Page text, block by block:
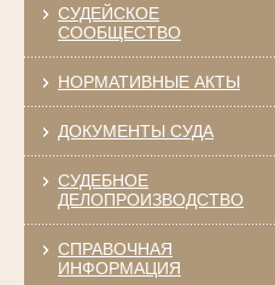
СУДЕЙСКОЕ
СООБЩЕСТВО
НОРМАТИВНЫЕ АКТЫ
ДОКУМЕНТЫ СУДА
СУДЕБНОЕ
ДЕЛОПРОИЗВОДСТВО
СПРАВОЧНАЯ
ИНФОРМАЦИЯ